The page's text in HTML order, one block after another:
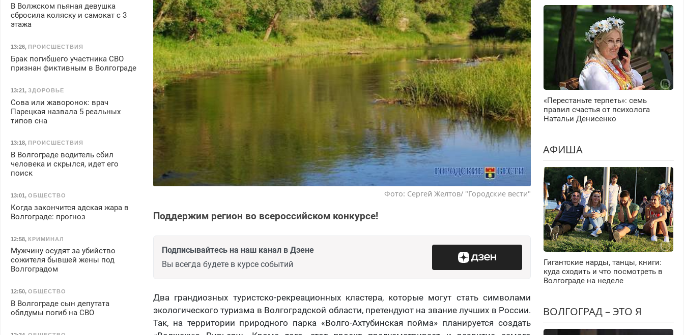
Фото: Сергей Желтов/ "Городские вести"
Поддержим регион во всероссийском конкурсе!
Подписывайтесь на наш канал в Дзене
Вы всегда будете в курсе событий
Два грандиозных туристско-рекреационных кластера, которые могут стать символами
экологического туризма в Волгоградской области, претендуют на звание лучших в России.
Так, на территории природного парка «Волго-Ахтубинская пойма» планируется создать
В Волжском пьяная девушка
сбросила коляску и самокат с 3
этажа
13:26, ПРОИСШЕСТВИЯ
Брак погибшего участника СВО
признан фиктивным в Волгограде
13:21, ЗДОРОВЬЕ
Сова или жаворонок: врач
Парецкая назвала 5 реальных
типов сна
13:18, ПРОИСШЕСТВИЯ
В Волгограде водитель сбил
человека и скрылся, идет его
поиск
13:01, ОБЩЕСТВО
Когда закончится адская жара в
Волгограде: прогноз
12:58, КРИМИНАЛ
Мужчину осудят за убийство
сожителя бывшей жены под
Волгоградом
12:50, ОБЩЕСТВО
В Волгограде сын депутата
облдумы погиб на СВО
«Перестаньте терпеть»: семь
правил счастья от психолога
Натальи Денисенко
АФИША
Гигантские нарды, танцы, книги:
куда сходить и что посмотреть в
Волгограде на неделе
ВОЛГОГРАД – ЭТО Я